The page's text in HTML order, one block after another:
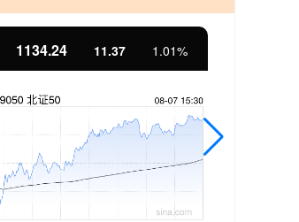
1134.24 11.37 1.01%